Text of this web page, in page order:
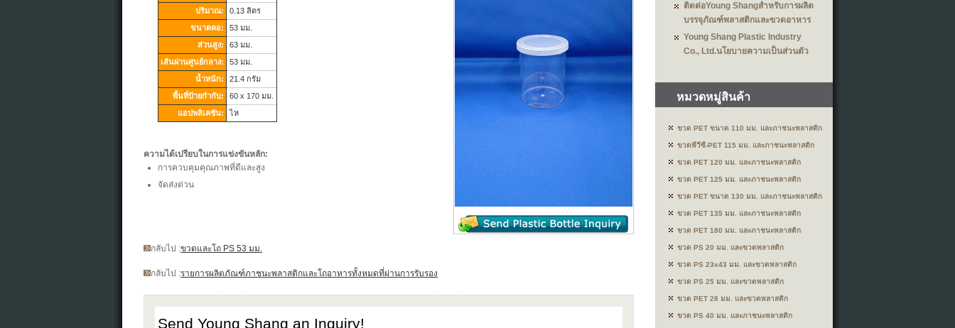
ปริมาณ:
0.13 ลิตร
ขนาดคอ:
53 มม.
ส่วนสูง:
63 มม.
เส้นผ่านศูนย์กลาง:
53 มม.
น้ำหนัก:
21.4 กรัม
พื้นที่ป้ายกำกับ:
60 x 170 มม.
แอปพลิเคชัน:
ไห
ความได้เปรียบในการแข่งขันหลัก:
การควบคุมคุณภาพที่ดีและสูง
จัดส่งด่วน
กลับไป :ขวดและโถ PS 53 มม.
กลับไป :รายการผลิตภัณฑ์ภาชนะพลาสติกและโถอาหารทั้งหมดที่ผ่านการรับรอง
ติดต่อYoung Shangสำหรับการผลิต
บรรจุภัณฑ์พลาสติกและขวดอาหาร
Young Shang Plastic Industry
Co., Ltd.นโยบายความเป็นส่วนตัว
หมวดหมู่สินค้า
ขวด PET ขนาด 110 มม. และภาชนะพลาสติก
ขวดพีวีซี-PET 115 มม. และภาชนะพลาสติก
ขวด PET 120 มม. และภาชนะพลาสติก
ขวด PET 125 มม. และภาชนะพลาสติก
ขวด PET ขนาด 130 มม. และภาชนะพลาสติก
ขวด PET 135 มม. และภาชนะพลาสติก
ขวด PET 180 มม. และภาชนะพลาสติก
ขวด PS 20 มม. และขวดพลาสติก
ขวด PS 23x43 มม. และขวดพลาสติก
ขวด PS 25 มม. และขวดพลาสติก
ขวด PET 28 มม. และขวดพลาสติก
ขวด PS 40 มม. และภาชนะพลาสติก